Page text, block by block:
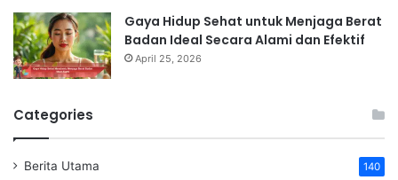
Gaya Hidup Sehat untuk Menjaga Berat
Badan Ideal Secara Alami dan Efektif
April 25, 2026
Categories
Berita Utama 140